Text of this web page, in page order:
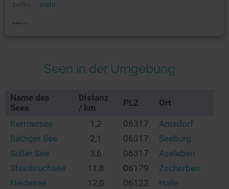
befin
mehr
Seen in der Umgebung
Name des
Sees
Distanz
/ km
PLZ Ort
Kerrnersee 1,2 06317
Amsdorf
Salziger See
2,1 06317
Seeburg
Süßer See
3,6 06317
Aseleben
Steinbruchsee
11,8 06179
Zscherben
Heidesee
12,0 06122 Halle